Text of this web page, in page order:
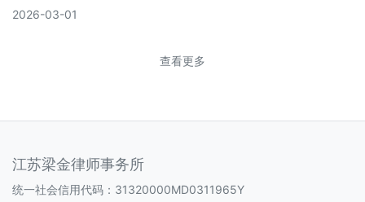
2026-03-01
查看更多
江苏梁金律师事务所
统一社会信用代码：31320000MD0311965Y